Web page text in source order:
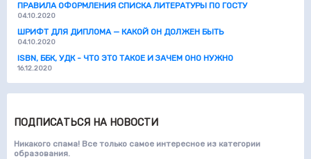
ПРАВИЛА ОФОРМЛЕНИЯ СПИСКА ЛИТЕРАТУРЫ ПО ГОСТУ
04.10.2020
ШРИФТ ДЛЯ ДИПЛОМА — КАКОЙ ОН ДОЛЖЕН БЫТЬ
04.10.2020
ISBN, ББК, УДК - ЧТО ЭТО ТАКОЕ И ЗАЧЕМ ОНО НУЖНО
16.12.2020
ПОДПИСАТЬСЯ НА НОВОСТИ
Никакого спама! Все только самое интересное из категории
образования.